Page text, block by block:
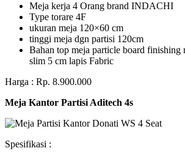
Meja kerja 4 Orang brand INDACHI
Type torare 4F
ukuran meja 120×60 cm
tinggi meja dgn partisi 120cm
Bahan top meja particle board finishing
slim 5 cm lapis Fabric
Harga : Rp. 8.900.000
Meja Kantor Partisi Aditech 4s
Spesifikasi :